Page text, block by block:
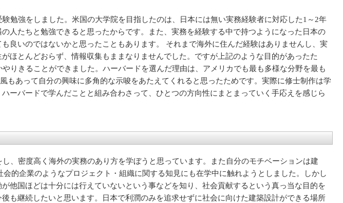
勉強をしました。米国の大学院を目指したのは、日本には無い実務経験者に対応した1～2年
人たちと勉強できると思ったからです。また、実務を経験する中で持つようになった日本の
良いのではないかと思ったこともあります。 それまで海外に住んだ経験はありませんし、実
ほとんどおらず、情報収集もままなりませんでした。ですが上記のような目的があったた
りきることができました。ハーバードを選んだ理由は、アメリカでも最も多様な分野を最も
あって自分の興味に多角的な示唆をあたえてくれると思ったためです。実際に修士制作は学
ーバードで学んだことと組み合わさって、ひとつの方向性にまとまっていく手応えを感じら
、密度高く海外の実務のあり方を学ぼうと思っています。また自分のモチベーションは建
的企業のようなプロジェクト・組織に関する知見にも在学中に触れようとしました。しかし
他国ほどは十分には行えていないという事などを知り、社会貢献するという真っ当な目的を
も継続したいと思います。日本で利潤のみを追求せずに社会に向けた建築設計ができる場所